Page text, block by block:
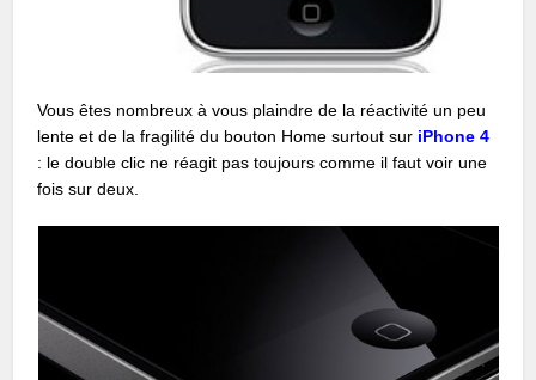
Vous êtes nombreux à vous plaindre de la réactivité un peu
lente et de la fragilité du bouton Home surtout sur iPhone 4
: le double clic ne réagit pas toujours comme il faut voir une
fois sur deux.